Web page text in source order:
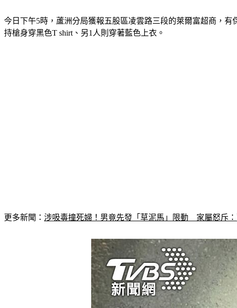
今日下午5時，蘆洲分局獲報五股區凌雲路三段的萊爾富超商，
持槍身穿黑色T shirt、另1人則穿著藍色上衣。
更多新聞： 涉吸毒撞死婦！男竟先發「草泥馬」限動　家屬怒斥